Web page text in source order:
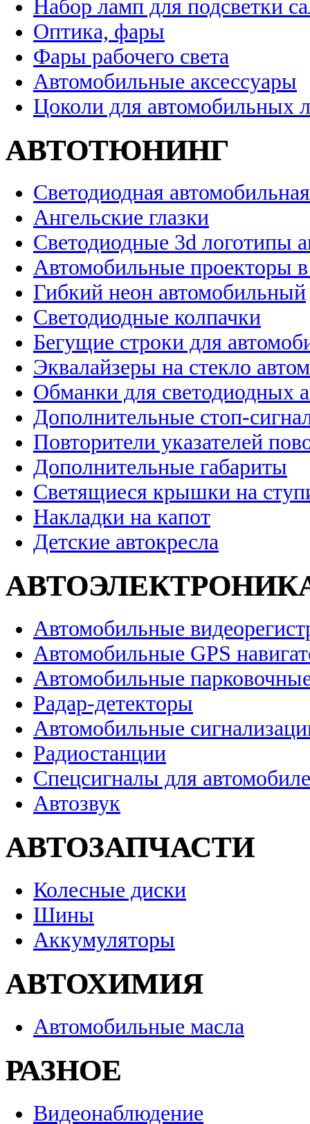
Набор ламп для подсветки
Оптика, фары
Фары рабочего света
Автомобильные аксессуары
Цоколи для автомобильных
АВТОТЮНИНГ
Светодиодная
Ангельские глазки
Светодиодные 3d логотипы
Автомобильные проекторы
Гибкий неон автомобильный
Светодиодные колпачки
Бегущие строки для
Эквалайзеры на стекло
Обманки для светодиодных
Дополнительные стоп-
Повторители указателей
Дополнительные габариты
Светящиеся крышки на
Накладки на капот
Детские автокресла
Автомобильные
Автомобильные GPS
Автомобильные
Радар-детекторы
Автомобильные
Радиостанции
Спецсигналы для
Автозвук
АВТОЗАПЧАСТИ
Колесные диски
Шины
Аккумуляторы
АВТОХИМИЯ
Автомобильные масла
РАЗНОЕ
Видеонаблюдение